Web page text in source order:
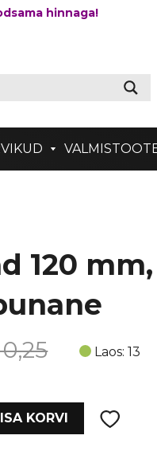
hinnaga!
120
Laos: 13
KORVI